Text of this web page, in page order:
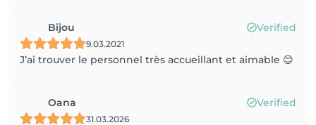
Bijou Verified
9.03.2021
J’ai trouver le personnel très accueillant et aimable 😊
Oana Verified
31.03.2026